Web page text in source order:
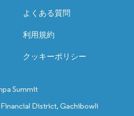
よくある質問
利用規約
クッキーポリシー
Summit
District, Gachibowli